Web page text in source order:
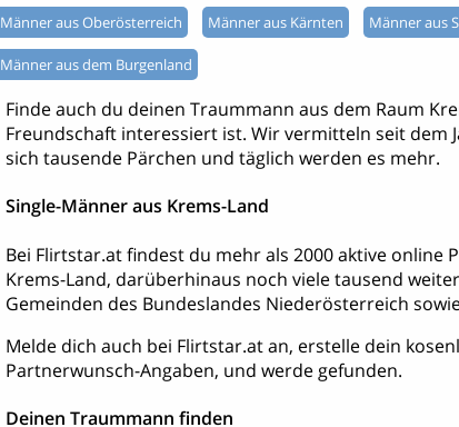
Männer aus Oberösterreich Männer aus Kärnten Männer aus
Männer aus dem Burgenland
Finde auch du deinen Traummann aus dem Raum
Freundschaft interessiert ist. Wir vermitteln seit dem
sich tausende Pärchen und täglich werden es mehr.
Single-Männer aus Krems-Land
Bei Flirtstar.at findest du mehr als 2000 aktive online
Krems-Land, darüberhinaus noch viele tausend
Gemeinden des Bundeslandes Niederösterreich
Melde dich auch bei Flirtstar.at an, erstelle dein
Partnerwunsch-Angaben, und werde gefunden.
Deinen Traummann finden